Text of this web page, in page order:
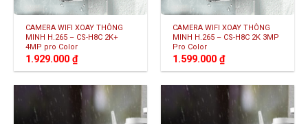
CAMERA WIFI XOAY THÔNG
MINH H.265 – CS-H8C 2K+
4MP pro Color
1.929.000₫
CAMERA WIFI XOAY THÔNG
MINH H.265 – CS-H8C 2K 3MP
Pro Color
1.599.000₫